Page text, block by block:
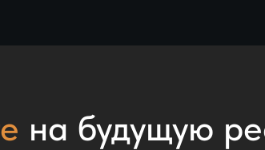
на будущую